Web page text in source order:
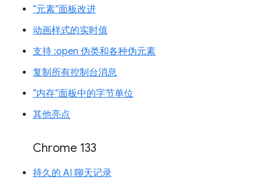
“元素”面板改进
动画样式的实时值
支持 :open 伪类和各种伪元素
复制所有控制台消息
“内存”面板中的字节单位
其他亮点
Chrome 133
持久的 AI 聊天记录